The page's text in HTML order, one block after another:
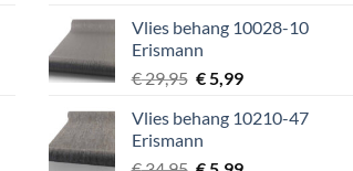
was:
€ 29,95.
is:
Vlies behang 10028-10
Erismann
€29,95 Oorspronkelijke
was:
€ 29,95.
€5,99Huidige
is:
Vlies behang 10210-47
Erismann